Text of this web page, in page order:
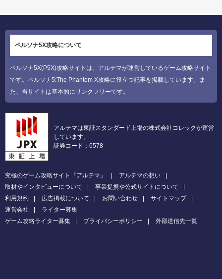
ペルソナ5X攻略について
ペルソナ5X(P5X)攻略サイトは、アルテマが運営しているゲーム攻略サイト
です。ペルソナ5:The Phantom X攻略に役立つ記事を掲載しています。ま
た、当サイトは基本的にリンクフリーです。
アルテマは東証スタンダード上場の株式会社コレックが運営
しています。
証券コード：6578
究極のゲーム攻略サイト『アルテマ』
アルテマの想い
取材やインタビューについて
事業提携や公式サイトについて
利用規約
広告掲載について お問い合わせ
サイトマップ
運営会社
ライター募集
ゲーム攻略ライター募集
プライバシーポリシー 外部送信先一覧